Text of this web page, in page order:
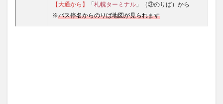
【大通から】
「札幌ターミナル 」（③のりば）から
※バス停名からのりば地図が見られます